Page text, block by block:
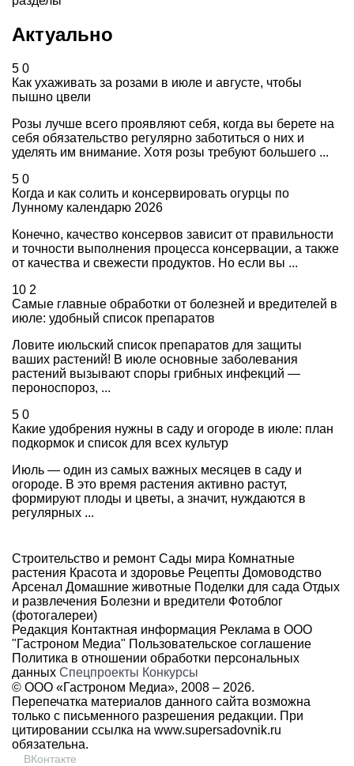
Актуально
5 0
Как ухаживать за розами в июле и августе, чтобы
пышно цвели
Розы лучше всего проявляют себя, когда вы берете на
себя обязательство регулярно заботиться о них и
уделять им внимание. Хотя розы требуют большего ...
5 0
Когда и как солить и консервировать огурцы по
Лунному календарю 2026
Конечно, качество консервов зависит от правильности
и точности выполнения процесса консервации, а также
от качества и свежести продуктов. Но если вы ...
10 2
Самые главные обработки от болезней и вредителей в
июле: удобный список препаратов
Ловите июльский список препаратов для защиты
ваших растений! В июле основные заболевания
растений вызывают споры грибных инфекций —
пероноспороз, ...
5 0
Какие удобрения нужны в саду и огороде в июле: план
подкормок и список для всех культур
Июль — один из самых важных месяцев в саду и
огороде. В это время растения активно растут,
формируют плоды и цветы, а значит, нуждаются в
регулярных ...
Строительство и ремонт Сады мира Комнатные
растения Красота и здоровье Рецепты Домоводство
Арсенал Домашние животные Поделки для сада Отдых
и развлечения Болезни и вредители Фотоблог
(фотогалереи)
Редакция Контактная информация Реклама в ООО
"Гастроном Медиа" Пользовательское соглашение
Политика в отношении обработки персональных
данных Спецпроекты Конкурсы
© ООО «Гастроном Медиа», 2008 – 2026.
Перепечатка материалов данного сайта возможна
только с письменного разрешения редакции. При
цитировании ссылка на www.supersadovnik.ru
обязательна.
ВКонтакте